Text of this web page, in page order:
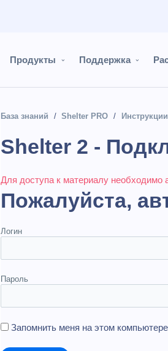
Продукты Поддержка
База знаний Shelter PRO
Shelter 2 -
Для доступа к материалу необходимо
Пожалуйста,
Логин
Пароль
Запомнить меня на этом компьютере